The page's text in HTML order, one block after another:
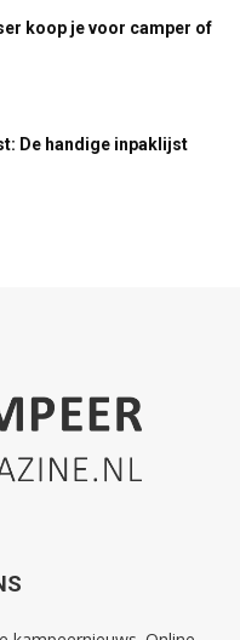
koop je voor camper of
De handige inpaklijst